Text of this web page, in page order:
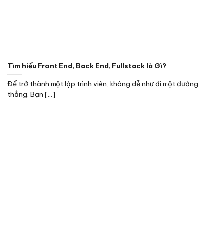
Tìm hiểu Front End, Back End, Fullstack là Gì?
Để trở thành một lập trình viên, không dễ như đi một đường
thẳng. Bạn [...]